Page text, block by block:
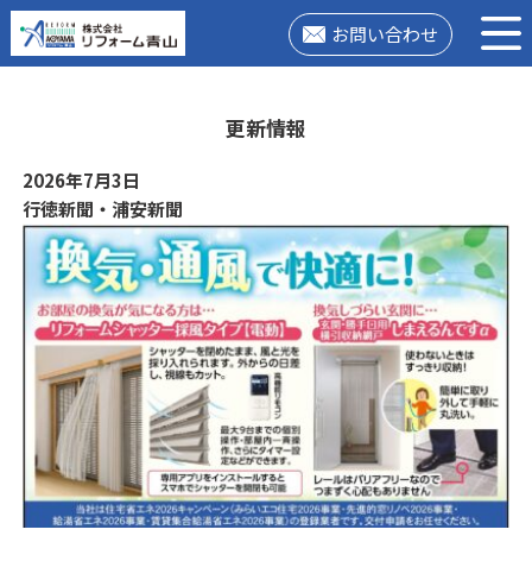
お問い合わせ
更新情報
2026年7月3日
行徳新聞・浦安新聞